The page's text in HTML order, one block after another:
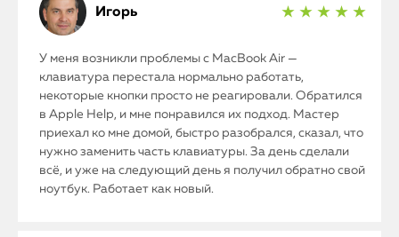
Игорь ★ ★ ★ ★ ★
У меня возникли проблемы с MacBook Air —
клавиатура перестала нормально работать,
некоторые кнопки просто не реагировали. Обратился
в Apple Help, и мне понравился их подход. Мастер
приехал ко мне домой, быстро разобрался, сказал, что
нужно заменить часть клавиатуры. За день сделали
всё, и уже на следующий день я получил обратно свой
ноутбук. Работает как новый.